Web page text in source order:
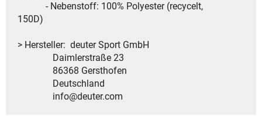
- Nebenstoff: 100% Polyester (recycelt,
150D)
> Hersteller: deuter Sport GmbH
Daimlerstraße 23
86368 Gersthofen
Deutschland
info@deuter.com